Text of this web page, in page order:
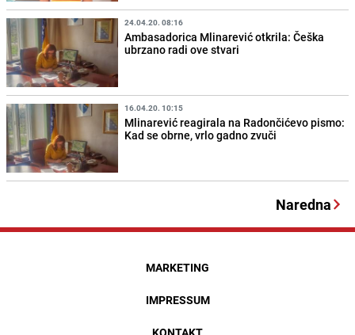
24.04.20. 08:16
Ambasadorica Mlinarević otkrila: Češka
ubrzano radi ove stvari
16.04.20. 10:15
Mlinarević reagirala na Radončićevo pismo:
Kad se obrne, vrlo gadno zvuči
Naredna
MARKETING
IMPRESSUM